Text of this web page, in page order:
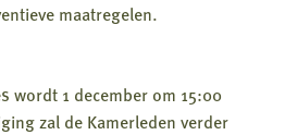
maatregelen.
wordt 1 december om 15:00
zal de Kamerleden verder